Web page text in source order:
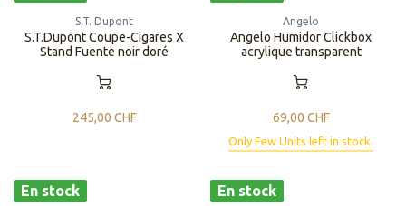
S.T. Dupont
S.T.Dupont Coupe-Cigares X
Stand Fuente noir doré
245,00 CHF
Angelo
Angelo Humidor Clickbox
acrylique transparent
69,00 CHF
Only Few Units left in stock.
En stock En stock